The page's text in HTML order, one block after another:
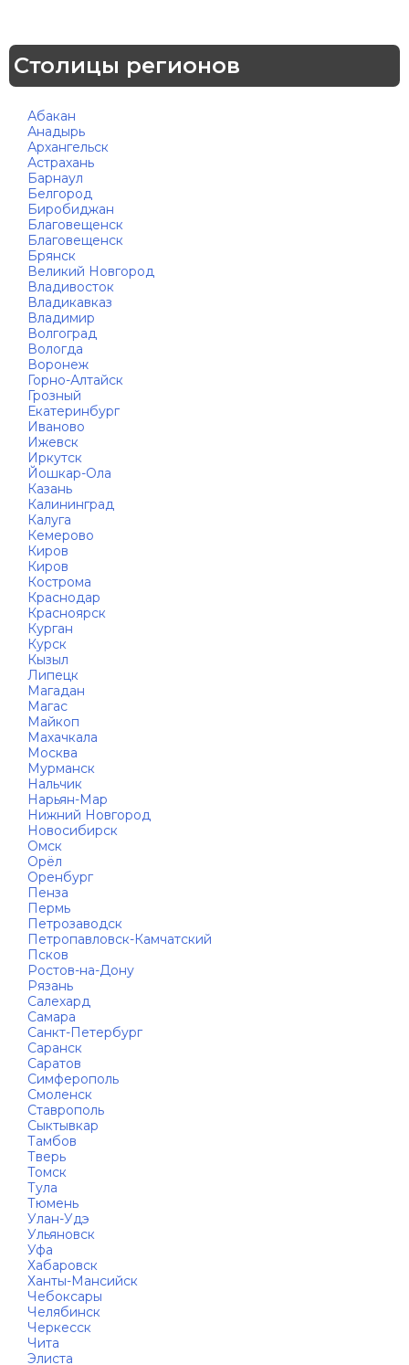
Столицы регионов
Абакан
Анадырь
Архангельск
Астрахань
Барнаул
Белгород
Биробиджан
Благовещенск
Благовещенск
Брянск
Великий Новгород
Владивосток
Владикавказ
Владимир
Волгоград
Вологда
Воронеж
Горно-Алтайск
Грозный
Екатеринбург
Иваново
Ижевск
Иркутск
Йошкар-Ола
Казань
Калининград
Калуга
Кемерово
Киров
Киров
Кострома
Краснодар
Красноярск
Курган
Курск
Кызыл
Липецк
Магадан
Магас
Майкоп
Махачкала
Москва
Мурманск
Нальчик
Нарьян-Мар
Нижний Новгород
Новосибирск
Омск
Орёл
Оренбург
Пенза
Пермь
Петрозаводск
Петропавловск-Камчатский
Псков
Ростов-на-Дону
Рязань
Салехард
Самара
Санкт-Петербург
Саранск
Саратов
Симферополь
Смоленск
Ставрополь
Сыктывкар
Тамбов
Тверь
Томск
Тула
Тюмень
Улан-Удэ
Ульяновск
Уфа
Хабаровск
Ханты-Мансийск
Чебоксары
Челябинск
Черкесск
Чита
Элиста